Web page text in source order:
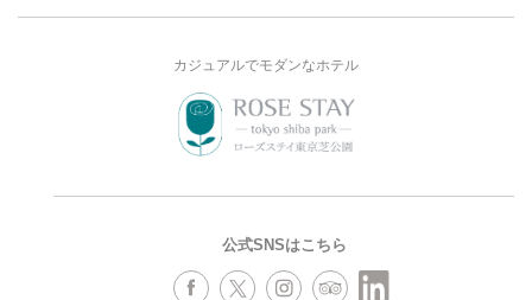
カジュアルでモダンなホテル
公式SNSはこちら